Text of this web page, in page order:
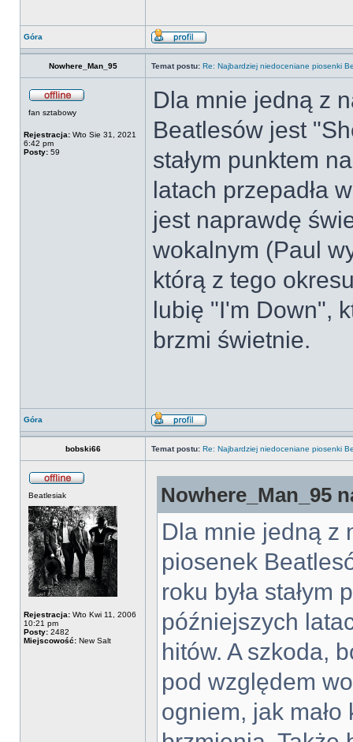
Góra
Nowhere_Man_95 Temat postu: Re: Najbardziej niedoceniane piosenki
fan sztabowy
Rejestracja: Wto Sie 31, 2021
6:42 pm
Posty: 59
Dla mnie jedną z
Beatlesów jest
stałym punktem
latach przepadła
jest naprawdę
wokalnym (Paul
którą z tego
lubię "I'm Down",
brzmi świetnie.
Góra
bobski66 Temat postu: Re: Najbardziej niedoceniane piosenki
Beatlesiak
Rejestracja: Wto Kwi 11, 2006
10:21 pm
Posty: 2482
Miejscowość: New Salt
Nowhere_Man_95
Dla mnie jedną z
piosenek
roku była
późniejszych
hitów. A szkoda,
pod względem
ogniem, jak